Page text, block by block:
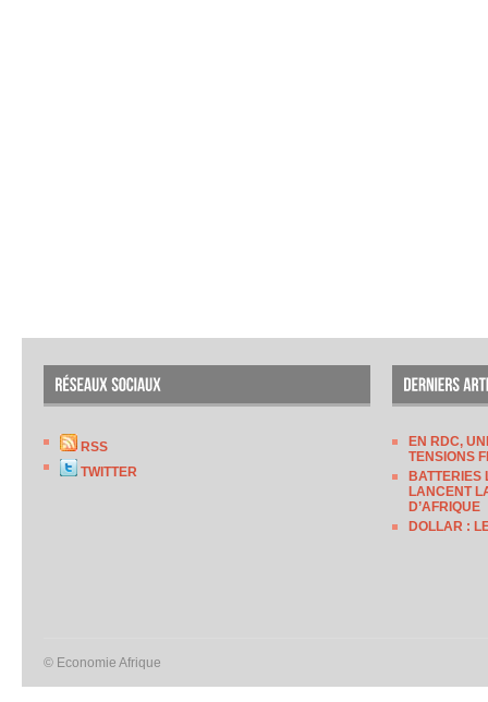
RSS
TWITTER
EN RDC,
TENSIONS
BATTERIES
LANCENT
D’AFRIQUE
DOLLAR :
© Economie Afrique